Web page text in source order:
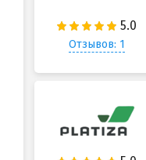
Отзывов: 1